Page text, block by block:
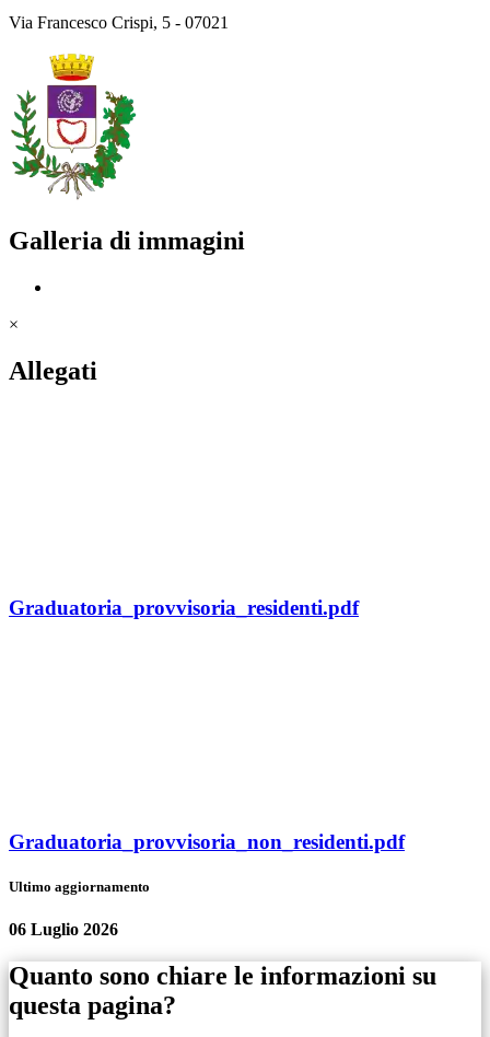
Via Francesco Crispi, 5 - 07021
Galleria di immagini
×
Allegati
Graduatoria_provvisoria_residenti.pdf
Graduatoria_provvisoria_non_residenti.pdf
Ultimo aggiornamento
06 Luglio 2026
Quanto sono chiare le informazioni su
questa pagina?